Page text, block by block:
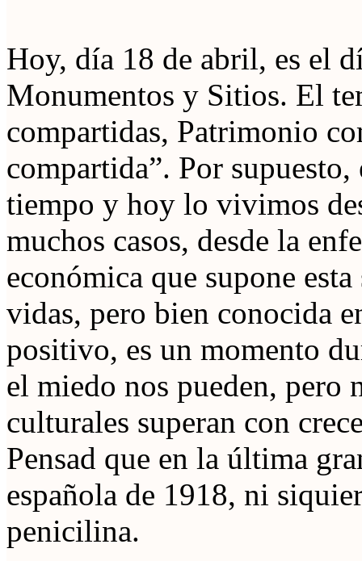
Hoy, día 18 de abril, es el
Monumentos y Sitios. El
compartidas, Patrimonio
compartida”. Por
tiempo y hoy lo vivimos
muchos casos, desde la
económica que supone
vidas, pero bien conocida
positivo, es un momento
el miedo nos pueden, pero
culturales superan con
Pensad que en la última
española de 1918, ni
penicilina.